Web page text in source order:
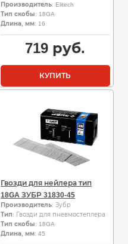
Производитель: Elitech
Тип скобы: 18GA
Длина, мм: 16
719 руб.
КУПИТЬ
Гвозди для нейлера тип
18GA ЗУБР 31830-45
Производитель: Зубр
Тип: Гвозди для пневмостеплера
Тип скобы: 18GA
Длина, мм: 45